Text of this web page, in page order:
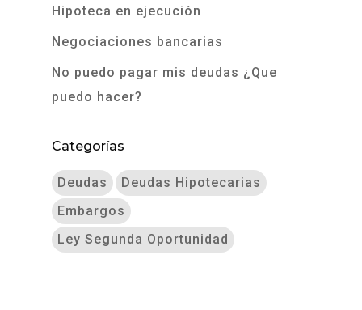
Hipoteca en ejecución
Negociaciones bancarias
No puedo pagar mis deudas ¿Que
puedo hacer?
Categorías
Deudas
Deudas Hipotecarias
Embargos
Ley Segunda Oportunidad